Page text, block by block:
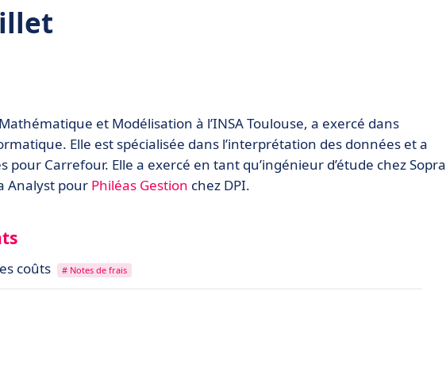
et Modélisation à l’INSA Toulouse, a exercé dans
Elle est spécialisée dans l’interprétation des données et a
Carrefour. Elle a exercé en tant qu’ingénieur d’étude chez Sopra
Analyst pour Philéas Gestion chez DPI.
coûts # Notes de frais